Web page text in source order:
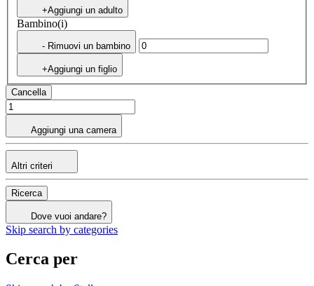
+Aggiungi un adulto
Bambino(i)
- Rimuovi un bambino
+Aggiungi un figlio
Cancella
Aggiungi una camera
Altri criteri
Ricerca
Dove vuoi andare?
Skip search by categories
Cerca per